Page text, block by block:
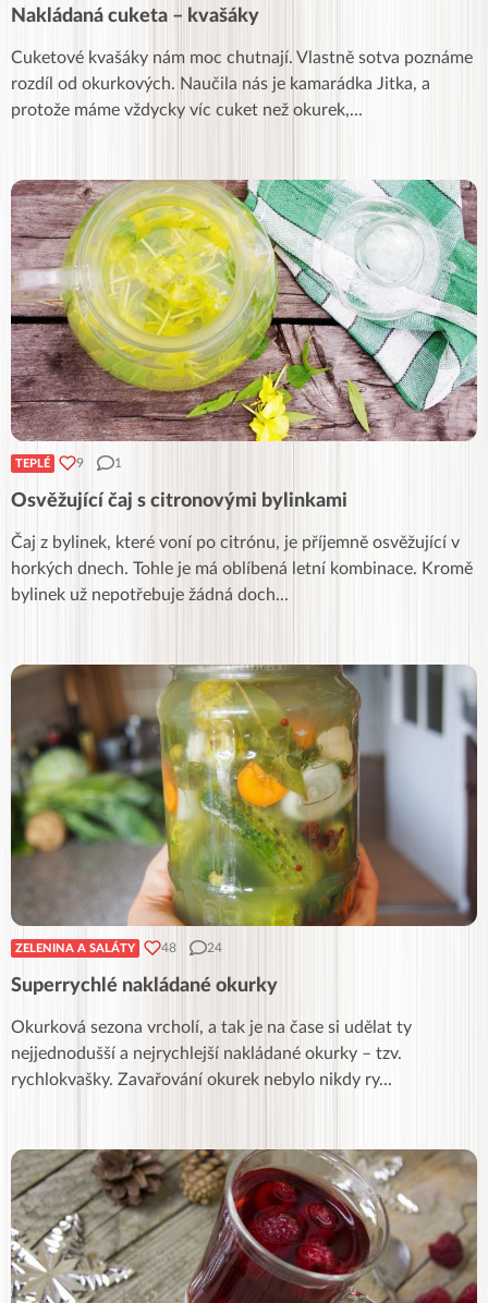
Nakládaná cuketa – kvašáky
Cuketové kvašáky nám moc chutnají. Vlastně sotva poznáme
rozdíl od okurkových. Naučila nás je kamarádka Jitka, a
protože máme vždycky víc cuket než okurek,...
TEPLÉ 9 1
Osvěžující čaj s citronovými bylinkami
Čaj z bylinek, které voní po citrónu, je příjemně osvěžující v
horkých dnech. Tohle je má oblíbená letní kombinace. Kromě
bylinek už nepotřebuje žádná doch...
ZELENINA A SALÁTY 48 24
Superrychlé nakládané okurky
Okurková sezona vrcholí, a tak je na čase si udělat ty
nejjednodušší a nejrychlejší nakládané okurky – tzv.
rychlokvašky. Zavařování okurek nebylo nikdy ry...